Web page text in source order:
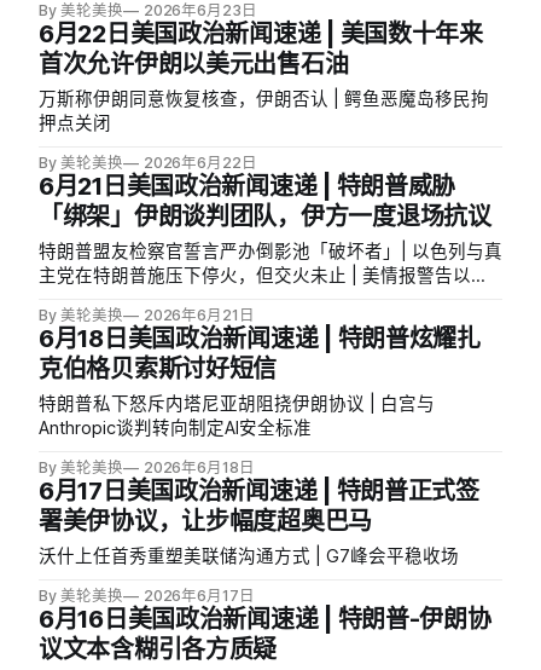
By 美轮美换 2026年6月23日
6月22日美国政治新闻速递 | 美国数十年来
首次允许伊朗以美元出售石油
万斯称伊朗同意恢复核查，伊朗否认 | 鳄鱼恶魔岛移民拘
押点关闭
By 美轮美换 2026年6月22日
6月21日美国政治新闻速递 | 特朗普威胁
「绑架」伊朗谈判团队，伊方一度退场抗议
特朗普盟友检察官誓言严办倒影池「破坏者」| 以色列与真
主党在特朗普施压下停火，但交火未止 | 美情报警告以色
By 美轮美换 2026年6月21日
6月18日美国政治新闻速递 | 特朗普炫耀扎
克伯格贝索斯讨好短信
特朗普私下怒斥内塔尼亚胡阻挠伊朗协议 | 白宫与
Anthropic谈判转向制定AI安全标准
By 美轮美换 2026年6月18日
6月17日美国政治新闻速递 | 特朗普正式签
署美伊协议，让步幅度超奥巴马
沃什上任首秀重塑美联储沟通方式 | G7峰会平稳收场
By 美轮美换 2026年6月17日
6月16日美国政治新闻速递 | 特朗普-伊朗协
议文本含糊引各方质疑